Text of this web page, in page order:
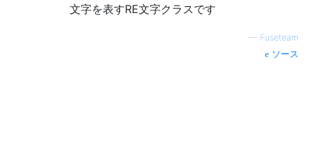
文字を表すRE文字クラスです
— Fuseteam
ソース